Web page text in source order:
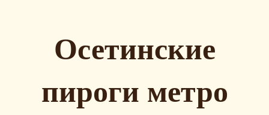
Осетинские
пироги метро